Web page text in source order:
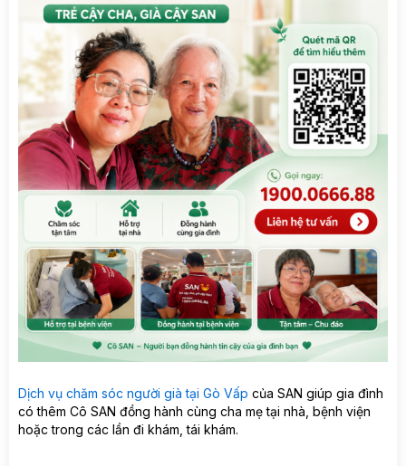
Dịch vụ chăm sóc người già tại Gò Vấp của SAN giúp gia đình
có thêm Cô SAN đồng hành cùng cha mẹ tại nhà, bệnh viện
hoặc trong các lần đi khám, tái khám.